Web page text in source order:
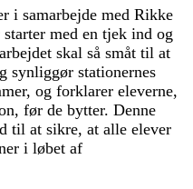
i samarbejde med Rikke
med en tjek ind og
skal så småt til at
synliggør stationernes
og forklarer eleverne,
før de bytter. Denne
til at sikre, at alle elever
i løbet af